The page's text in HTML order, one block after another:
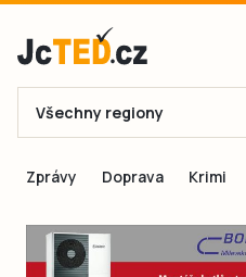
E-mail
Všechny regiony
Zprávy Doprava Krimi